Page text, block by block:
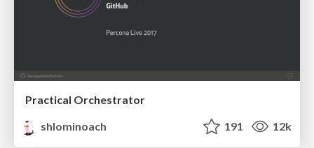
Practical Orchestrator
shlominoach
191 12k